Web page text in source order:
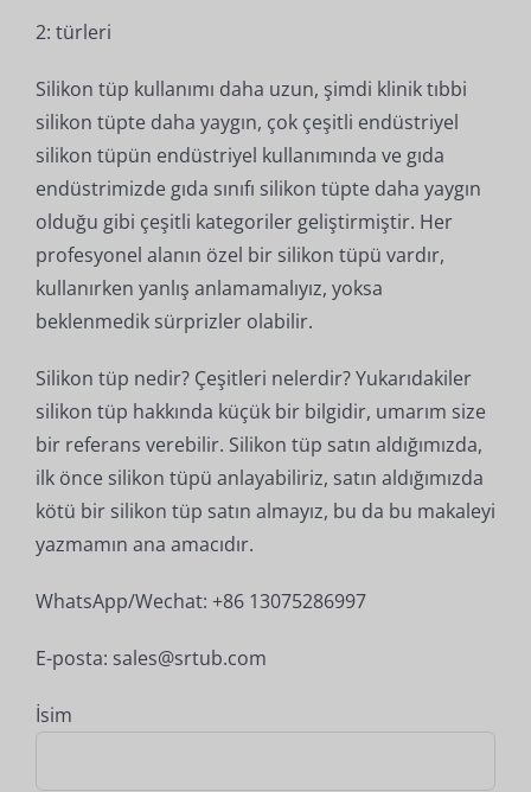
2: türleri
Silikon tüp kullanımı daha uzun, şimdi klinik tıbbi
silikon tüpte daha yaygın, çok çeşitli endüstriyel
silikon tüpün endüstriyel kullanımında ve gıda
endüstrimizde gıda sınıfı silikon tüpte daha yaygın
olduğu gibi çeşitli kategoriler geliştirmiştir. Her
profesyonel alanın özel bir silikon tüpü vardır,
kullanırken yanlış anlamamalıyız, yoksa
beklenmedik sürprizler olabilir.
Silikon tüp nedir? Çeşitleri nelerdir? Yukarıdakiler
silikon tüp hakkında küçük bir bilgidir, umarım size
bir referans verebilir. Silikon tüp satın aldığımızda,
ilk önce silikon tüpü anlayabiliriz, satın aldığımızda
kötü bir silikon tüp satın almayız, bu da bu makaleyi
yazmamın ana amacıdır.
WhatsApp/Wechat: +86 13075286997
E-posta: sales@srtub.com
İsim